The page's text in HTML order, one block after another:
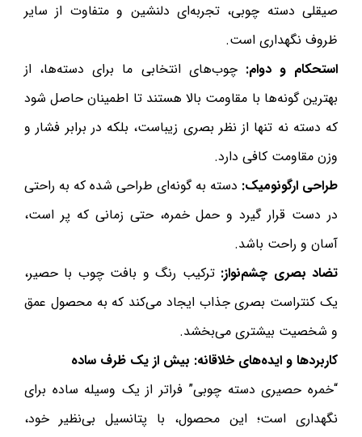
صیقلی دسته چوبی، تجربه‌ای دلنشین و متفاوت از سایر
ظروف نگهداری است.
استحکام و دوام: چوب‌های انتخابی ما برای دسته‌ها، از
بهترین گونه‌ها با مقاومت بالا هستند تا اطمینان حاصل شود
که دسته نه تنها از نظر بصری زیباست، بلکه در برابر فشار و
وزن مقاومت کافی دارد.
طراحی ارگونومیک: دسته به گونه‌ای طراحی شده که به راحتی
در دست قرار گیرد و حمل خمره، حتی زمانی که پر است،
آسان و راحت باشد.
تضاد بصری چشم‌نواز: ترکیب رنگ و بافت چوب با حصیر،
یک کنتراست بصری جذاب ایجاد می‌کند که به محصول عمق
و شخصیت بیشتری می‌بخشد.
کاربردها و ایده‌های خلاقانه: بیش از یک ظرف ساده
“خمره حصیری دسته چوبی” فراتر از یک وسیله ساده برای
نگهداری است؛ این محصول، با پتانسیل بی‌نظیر خود،